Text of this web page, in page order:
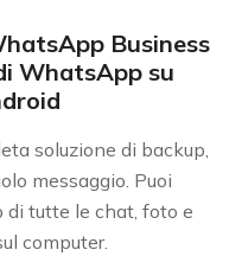
Business
WhatsApp su
soluzione di backup,
messaggio. Puoi
di tutte le chat, foto e
computer.